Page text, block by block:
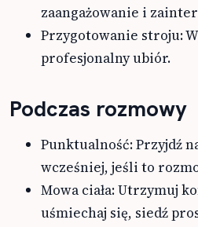
zaangażowanie i
Przygotowanie stroju:
profesjonalny ubiór.
Podczas rozmowy
Punktualność: Przyjdź
wcześniej, jeśli to
Mowa ciała: Utrzymuj
uśmiechaj się, siedź